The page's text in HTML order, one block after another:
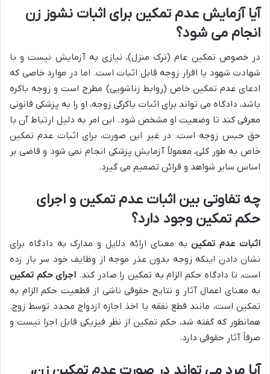
آیا آزمایش عدم تمکین برای اثبات نشوز زن
انجام می شود؟
در خصوص تمکین عام (ترک منزل)، نیازی به آزمایش نیست و با
شهادت شهود یا اقرار زوجه قابل اثبات است. اما در موارد خاصی که
ادعای عدم تمکین خاص (روابط زناشویی) مطرح است و زوجه باکره
باشد، دادگاه می تواند برای اثبات باکرگی زوجه، او را به پزشکی قانونی
معرفی کند تا وضعیت او مشخص شود. این امر به دلیل ارتباط آن با
حق حبس زوجه است. در غیر این صورت، برای اثبات عدم تمکین
خاص به طور کلی، معمولاً آزمایش پزشکی انجام نمی شود و قاضی بر
اساس سایر شواهد و قرائن تصمیم می گیرد.
چه تفاوتی بین اثبات عدم تمکین و اجرای
حکم تمکین وجود دارد؟
اثبات عدم تمکینبه معنای ارائه دلایل و مدارک به دادگاه برای
نشان دادن اینکه زوجه بدون عذر موجه از وظایف خود سر باز زده
است، تا دادگاه حکم الزام به تمکین را صادر کند. اجرای حکم تمکین
به معنای اعمال آثار و نتایج حقوقی ناشی از قطعیت حکم الزام به
تمکین است، مانند قطع نفقه یا اخذ اجازه ازدواج مجدد توسط زوج.
همانطور که گفته شد، حکم تمکین از نظر فیزیکی قابل اجرا نیست و
صرفاً آثار حقوقی دارد.
آیا مرد می تواند در صورت عدم تمکین زن،